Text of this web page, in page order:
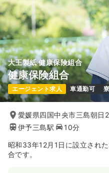
大王製紙 健康保険組合
健康保険組合
エージェント求人 車通勤可 寮
愛媛県四国中央市三島朝日
伊予三島駅
10分
昭和33年12月1日に設立され
合です。